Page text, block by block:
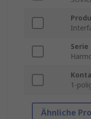
Serie
1-
Ähnliche